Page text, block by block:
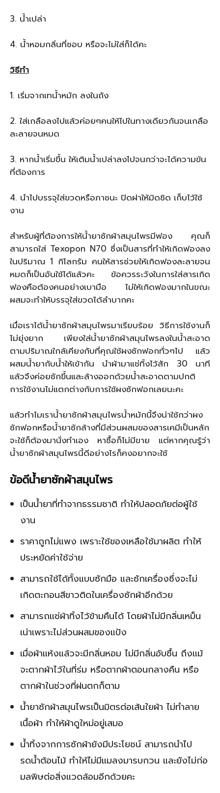
3. น้ำเปล่า
4. น้ำหอมกลิ่นที่ชอบ หรือจะไม่ใส่ก็ได้คะ
วิธีทำ
1. เริ่มจากเทน้ำหมัก ลงในถัง
2. ใส่เกลือลงไปแล้วค่อยๆคนให้ไปในทางเดียวกันจนเกลือ
ละลายจนหมด
3. หากน้ำเริ่มขึ้น ให้เติมน้ำเปล่าลงไปจนกว่าจะได้ความข้น
ที่ต้องการ
4. นำไปบรรจุใส่ขวดหรือภาชนะ ปิดฝาให้มิดชิด เก็บไว้ใช้
งาน
สำหรับผู้ที่ต้องการให้น้ำยาซักผ้าสมุนไพรมีฟอง คุณก็
สามารถใส่ Texopon N70 ซึ่งเป็นสารที่ทำให้เกิดฟองลง
ในปริมาณ 1 กิโลกรัม คนให้สารช่วยให้เกิดฟองละลายจน
หมดก็เป็นอันใช้ได้แล้วคะ ข้อควรระวังในการใส่สารเกิด
ฟองคือต้องคนอย่างเบามือ ไม่ให้เกิดฟองมากในขณะ
ผสมจะทำให้บรรจุใส่ขวดได้ลำบากคะ
เมื่อเราได้น้ำยาซักผ้าสมุนไพรมาเรียบร้อย วิธีการใช้งานก็
ไม่ยุ่งยาก เพียงใส่น้ำยาซักผ้าสมุนไพรลงในน้ำสะอาด
ตามปริมาณใกล้เคียงกับที่คุณใช้ผงซักฟอกทั่วๆไป แล้ว
ผสมน้ำยากับน้ำให้เข้ากัน นำผ้ามาแช่ทิ้งไว้สัก 30 นาที
แล้วจึงค่อยซักขึ้นและล้างออกด้วยน้ำสะอาดตามปกติ
การใช้งานไม่แตกต่างกับการใช้ผงซักฟอกเลยนะคะ
แล้วทำไมเราน้ำยาซักผ้าสมุนไพรน้ำหมักนี้จึงน่าใช้กว่าผง
ซักฟอกหรือน้ำยาซักล้างที่มีส่วนผสมของสารเคมีเป็นหลัก
จะใช้ก็ต้องมานั่งทำเอง หาซื้อก็ไม่มีขาย แต่หากคุณรู้ว่า
น้ำยาซักผ้าสมุนไพรนี้ดีอย่างไรก็คงอยากจะใช้
ข้อดีน้ำยาซักผ้าสมุนไพร
เป็นน้ำยาที่ทำจากธรรมชาติ ทำให้ปลอดภัยต่อผู้ใช้
งาน
ราคาถูกไม่แพง เพราะใช้ของเหลือใช้มาผลิต ทำให้
ประหยัดค่าใช้จ่าย
สามารถใช้ได้ทั้งแบบซักมือ และซักเครื่องซึ่งจะไม่
เกิดตะกอนสีขาวติดในเครื่องซักผ้าอีกด้วย
สามารถแช่ผ้าทิ้งไว้ข้ามคืนได้ โดยผ้าไม่มีกลิ่นเหม็น
เน่าเพราะไม่ส่วนผสมของแป้ง
เมื่อผ้าแห้งแล้วจะมีกลิ่นหอม ไม่มีกลิ่นอับชื้น ถึงแม้
จะตากผ้าไว้ในที่ร่ม หรือตากผ้าตอนกลางคืน หรือ
ตากผ้าในช่วงที่ฝนตกก็ตาม
น้ำยาซักผ้าสมุนไพรเป็นมิตรต่อเส้นใยผ้า ไม่ทำลาย
เนื้อผ้า ทำให้ผ้าดูใหม่อยู่เสมอ
น้ำทิ้งจากการซักผ้ายังมีประโยชน์ สามารถนำไป
รดน้ำต้อนไม้ ทำให้ไม่มีแมลงมารบกวน และยังไม่ก่อ
มลพิษต่อสิ่งแวดล้อมอีกด้วยคะ